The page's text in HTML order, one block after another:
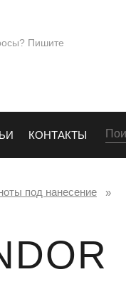
Пишите
КОНТАКТЫ
под нанесение